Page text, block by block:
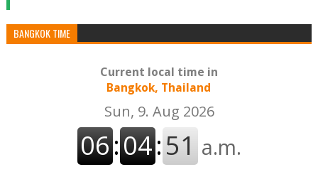
BANGKOK TIME
Current local time in
Bangkok, Thailand